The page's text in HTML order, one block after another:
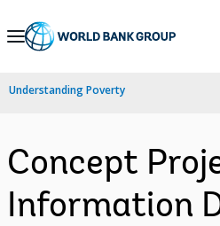
Skip
Navigation
Understanding Poverty
Concept
Information